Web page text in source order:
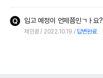
입고 예정이 언제쯤인ㄱㅏ요?
제인콩 2022.10.19 답변완료